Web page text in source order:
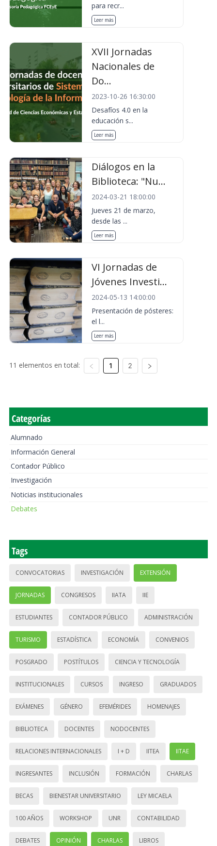
para recr...
Leer más
XVII Jornadas
Nacionales de
Do...
2023-10-26 16:30:00
Desafíos 4.0 en la
educación s...
Leer más
Diálogos en la
Biblioteca: "Nu...
2024-03-21 18:00:00
Jueves 21 de marzo,
desde las ...
Leer más
VI Jornadas de
Jóvenes Investi...
2024-05-13 14:00:00
Presentación de pósteres:
el l...
Leer más
11 elementos en total: 1 2
Categorías
Alumnado
Información General
Contador Público
Investigación
Noticias institucionales
Debates
Tags
CONVOCATORIAS INVESTIGACIÓN EXTENSIÓN
JORNADAS CONGRESOS IIATA IIE
ESTUDIANTES CONTADOR PÚBLICO ADMINISTRACIÓN
TURISMO ESTADÍSTICA ECONOMÍA CONVENIOS
POSGRADO POSTÍTULOS CIENCIA Y TECNOLOGÍA
INSTITUCIONALES CURSOS INGRESO GRADUADOS
EXÁMENES GÉNERO EFEMÉRIDES HOMENAJES
BIBLIOTECA DOCENTES NODOCENTES
RELACIONES INTERNACIONALES I + D IITEA IITAE
INGRESANTES INCLUSIÓN FORMACIÓN CHARLAS
BECAS BIENESTAR UNIVERSITARIO LEY MICAELA
100 AÑOS WORKSHOP UNR CONTABILIDAD
DEBATES OPINIÓN CHARLAS LIBROS